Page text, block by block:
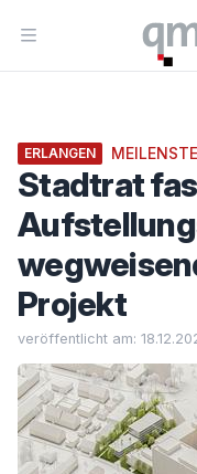
Open menu
ERLANGEN
Stadtrat
Projekt
veröffentlicht am: